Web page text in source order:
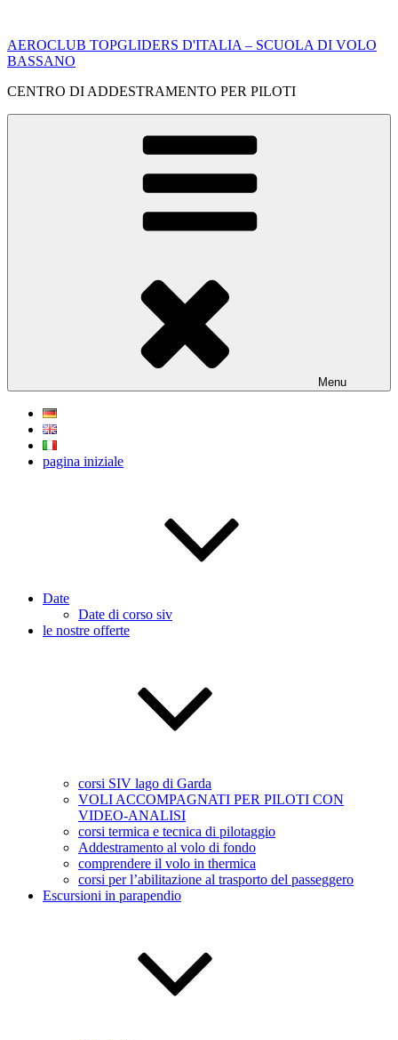
contenuto
AEROCLUB TOPGLIDERS D'ITALIA – SCUOLA DI VOLO
BASSANO
CENTRO DI ADDESTRAMENTO PER PILOTI
Menu
pagina iniziale
Date
Date di corso siv
le nostre offerte
corsi SIV lago di Garda
VOLI ACCOMPAGNATI PER PILOTI CON
VIDEO-ANALISI
corsi termica e tecnica di pilotaggio
Addestramento al volo di fondo
comprendere il volo in thermica
corsi per l’abilitazione al trasporto del passeggero
Escursioni in parapendio